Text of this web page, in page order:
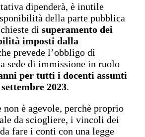
dipenderà, è inutile
della parte pubblica
di superamento dei
imposti dalla
prevede l’obbligo di
sede di immissione in ruolo
per tutti i docenti assunti
2023.
non è agevole, perchè proprio
da sciogliere, i vincoli dei
fare i conti con una legge